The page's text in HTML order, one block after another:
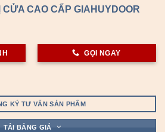
CỬA CAO CẤP GIAHUYDOOR
GỌI NGAY
KÝ TƯ VẤN SẢN PHẨM
TẢI BẢNG GIÁ